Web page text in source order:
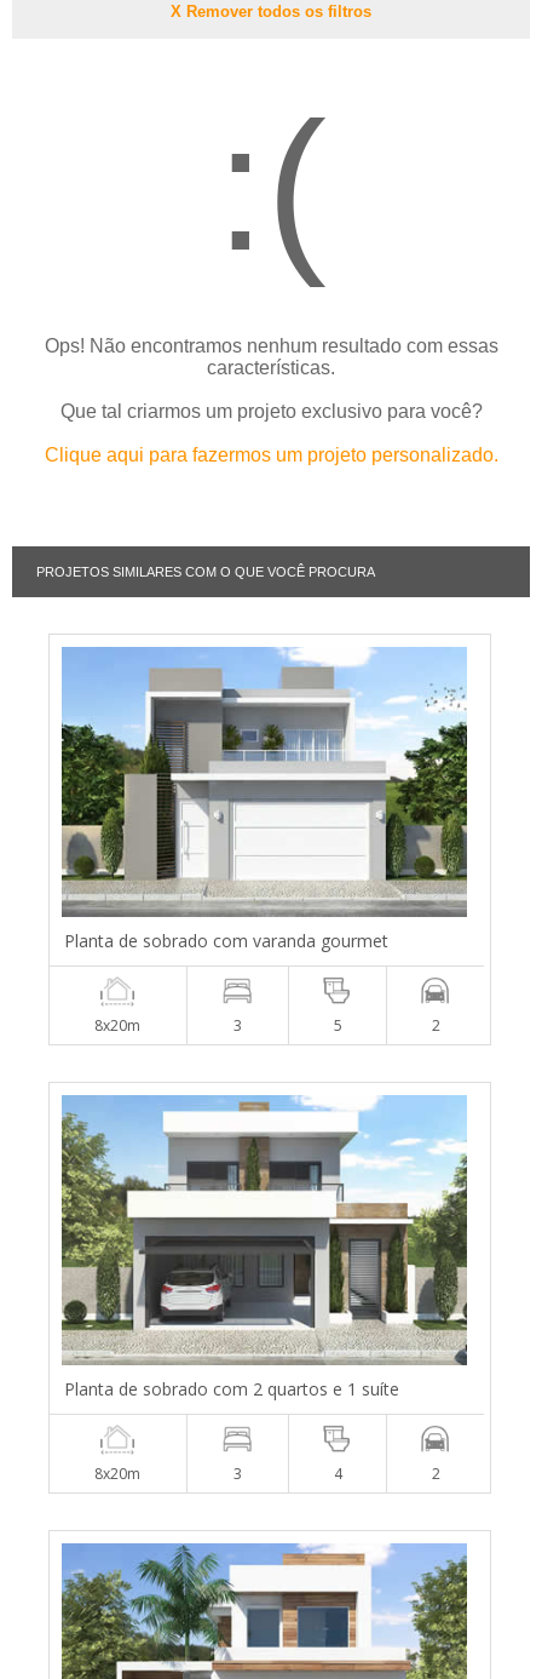
X Remover todos os filtros
:(
Ops! Não encontramos nenhum resultado com essas
características.
Que tal criarmos um projeto exclusivo para você?
Clique aqui para fazermos um projeto personalizado.
PROJETOS SIMILARES COM O QUE VOCÊ PROCURA
Planta de sobrado com varanda gourmet
8x20m 3 5 2
Planta de sobrado com 2 quartos e 1 suíte
8x20m 3 4 2